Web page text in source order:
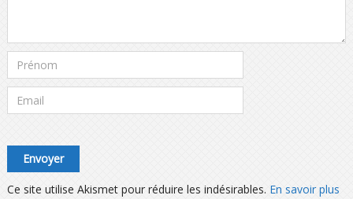
Ce site utilise Akismet pour réduire les indésirables. En savoir plus